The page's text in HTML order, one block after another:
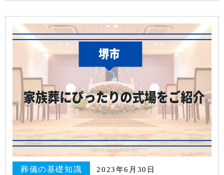
葬儀の基礎知識 2023年6月30日